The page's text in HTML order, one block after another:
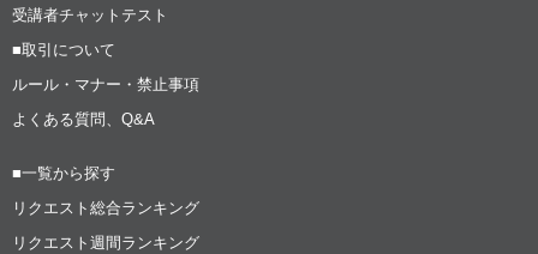
受講者チャットテスト
■取引について
ルール・マナー・禁止事項
よくある質問、Q&A
■一覧から探す
リクエスト総合ランキング
リクエスト週間ランキング